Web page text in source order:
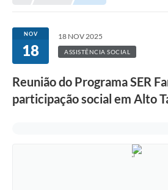
NOV
18
18 NOV 2025
ASSISTÊNCIA SOCIAL
Reunião do Programa SER
participação social em Alto